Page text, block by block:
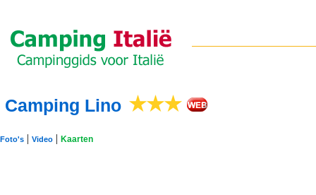
Camping Lino
Foto's | Video | Kaarten